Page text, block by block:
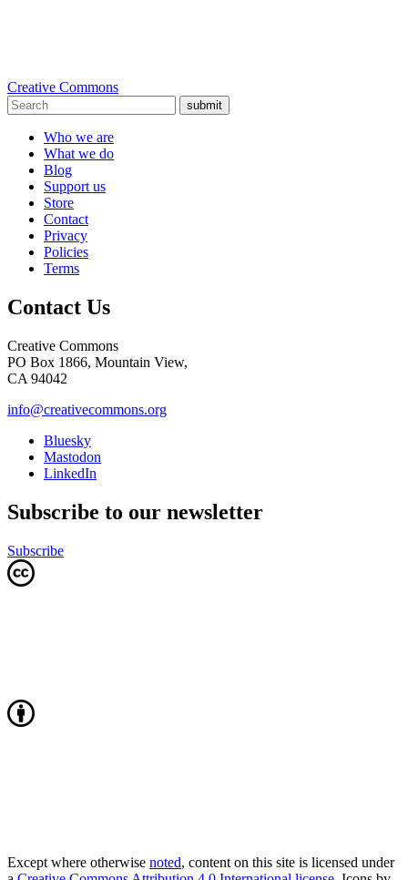
Creative Commons
submit
Who we are
What we do
Blog
Support us
Store
Contact
Privacy
Policies
Terms
Contact Us
Creative Commons
PO Box 1866, Mountain View,
CA 94042
info@creativecommons.org
Bluesky
Mastodon
LinkedIn
Subscribe to our newsletter
Subscribe
Except where otherwise noted, content on this site is licensed under